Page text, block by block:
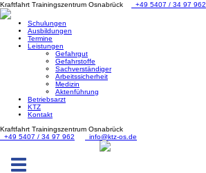
Kraftfahrt Trainingszentrum Osnabrück +49 5407 / 34 97 962
Schulungen
Ausbildungen
Termine
Leistungen
Gefahrgut
Gefahrstoffe
Sachverständiger
Arbeitssicherheit
Medizin
Aktenführung
Betriebsarzt
KTZ
Kontakt
Kraftfahrt Trainingszentrum Osnabrück
+49 5407 / 34 97 962
info@ktz-os.de
Toggle
navigation